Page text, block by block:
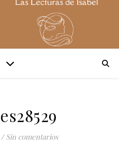
/ Sin comentarios